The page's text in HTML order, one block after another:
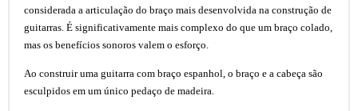
considerada a articulação do braço mais desenvolvida na construção de
guitarras. É significativamente mais complexo do que um braço colado,
mas os benefícios sonoros valem o esforço.
Ao construir uma guitarra com braço espanhol, o braço e a cabeça são
esculpidos em um único pedaço de madeira.